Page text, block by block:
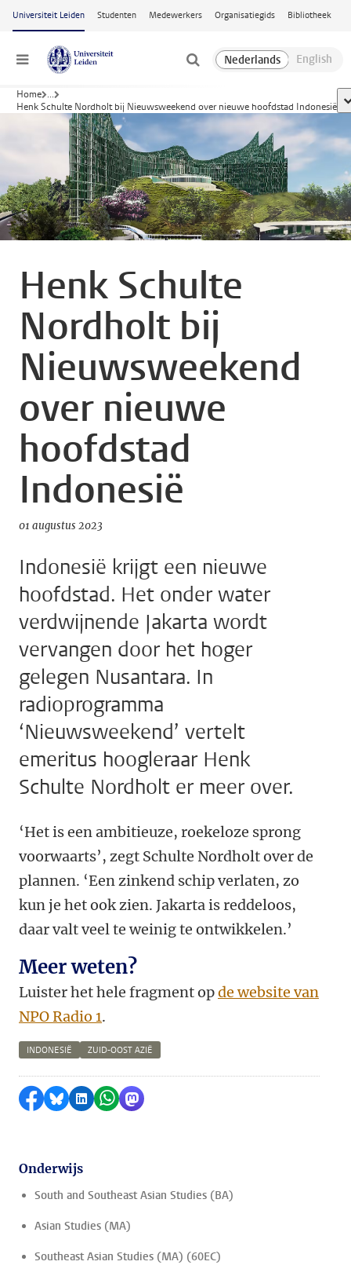
Ga naar hoofdinhoud
Universiteit Leiden Studenten Medewerkers Organisatiegids Bibliotheek
Menu
Home ...
Henk Schulte Nordholt bij Nieuwsweekend over nieuwe hoofdstad Indonesië
Henk Schulte
Nordholt bij
Nieuwsweekend
over nieuwe
hoofdstad
Indonesië
01 augustus 2023
Indonesië krijgt een nieuwe
hoofdstad. Het onder water
verdwijnende Jakarta wordt
vervangen door het hoger
gelegen Nusantara. In
radioprogramma
‘Nieuwsweekend’ vertelt
emeritus hoogleraar Henk
Schulte Nordholt er meer over.
‘Het is een ambitieuze, roekeloze sprong
voorwaarts’, zegt Schulte Nordholt over de
plannen. ‘Een zinkend schip verlaten, zo
kun je het ook zien. Jakarta is reddeloos,
daar valt veel te weinig te ontwikkelen.’
Meer weten?
Luister het hele fragment opde website van
NPO Radio 1.
INDONESIË ZUID-OOST AZIË
Delen op Facebook
Delen via Bluesky
Delen op LinkedIn
Delen via WhatsApp
Delen via Mastodon
Onderwijs
South and Southeast Asian Studies (BA)
Asian Studies (MA)
Southeast Asian Studies (MA) (60EC)